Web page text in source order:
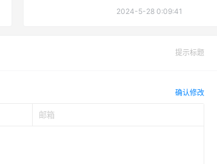
2024-5-28 0:09:41
提示标题
确认修改